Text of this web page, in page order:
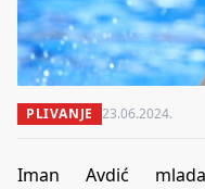
PLIVANJE 23.06.2024.
Iman Avdić